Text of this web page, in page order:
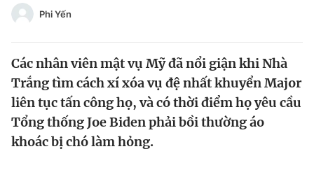
Video Magazine
Sản phẩm khác
Đăng xuất
Phi Yến
Các nhân viên mật vụ Mỹ đã nổi giận khi Nhà
Trắng tìm cách xí xóa vụ đệ nhất khuyển Major
liên tục tấn công họ, và có thời điểm họ yêu cầu
Tổng thống Joe Biden phải bồi thường áo
khoác bị chó làm hỏng.